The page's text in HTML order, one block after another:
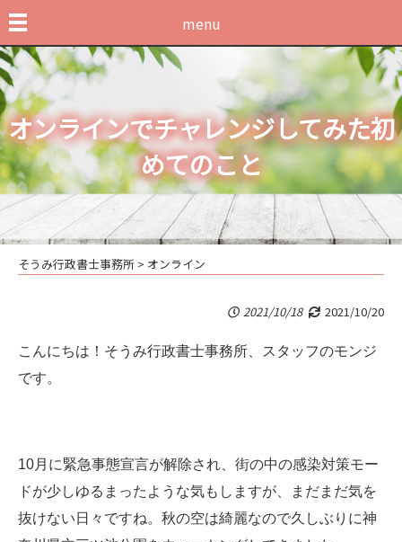
menu
オンラインでチャレンジしてみた初
めてのこと
そうみ行政書士事務所 > オンライン
2021/10/18 2021/10/20
こんにちは！そうみ行政書士事務所、スタッフのモンジ
です。
10月に緊急事態宣言が解除され、街の中の感染対策モー
ドが少しゆるまったような気もしますが、まだまだ気を
抜けない日々ですね。秋の空は綺麗なので久しぶりに神